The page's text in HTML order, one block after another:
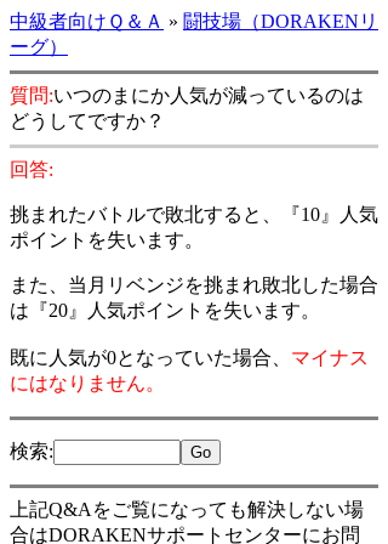
中級者向けＱ＆Ａ » 闘技場（DORAKENリ
ーグ）
質問:いつのまにか人気が減っているのは
どうしてですか？
回答:
挑まれたバトルで敗北すると、『10』人気
ポイントを失います。
また、当月リベンジを挑まれ敗北した場合
は『20』人気ポイントを失います。
既に人気が0となっていた場合、 マイナス
にはなりません。
検索:
上記Q&Aをご覧になっても解決しない場
合はDORAKENサポートセンターにお問